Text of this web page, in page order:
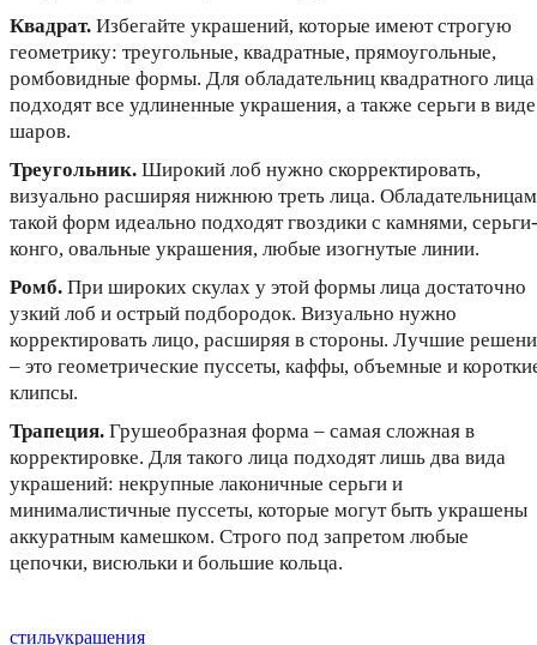
Квадрат. Избегайте украшений, которые имеют строгую
геометрику: треугольные, квадратные, прямоугольные,
ромбовидные формы. Для обладательниц квадратного лица
подходят все удлиненные украшения, а также серьги в виде
шаров.
Треугольник. Широкий лоб нужно скорректировать,
визуально расширяя нижнюю треть лица. Обладательницам
такой форм идеально подходят гвоздики с камнями, серьги-
конго, овальные украшения, любые изогнутые линии.
Ромб. При широких скулах у этой формы лица достаточно
узкий лоб и острый подбородок. Визуально нужно
корректировать лицо, расширяя в стороны. Лучшие
– это геометрические пуссеты, каффы, объемные и
клипсы.
Трапеция. Грушеобразная форма – самая сложная в
корректировке. Для такого лица подходят лишь два вида
украшений: некрупные лаконичные серьги и
минималистичные пуссеты, которые могут быть украшены
аккуратным камешком. Строго под запретом любые
цепочки, висюльки и большие кольца.
стильукрашения